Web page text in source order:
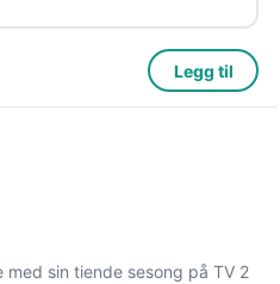
Legg til
sin tiende sesong på TV 2